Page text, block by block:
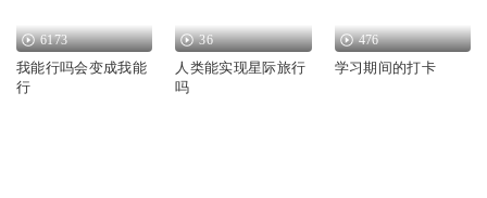
6173
我能行吗会变成我能
行
36
人类能实现星际旅行
吗
476
学习期间的打卡